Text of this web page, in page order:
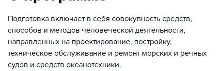
Подготовка включает в себя совокупность средств,
способов и методов человеческой деятельности,
направленных на проектирование, постройку,
техническое обслуживание и ремонт морских и речных
судов и средств океанотехники.